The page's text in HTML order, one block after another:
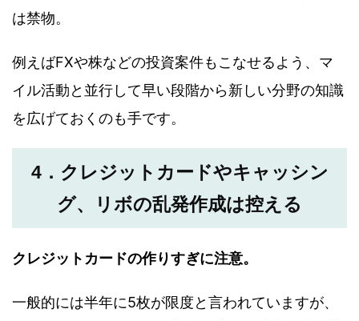
は禁物。
例えばFXや株などの投資案件もこなせるよう、マ
イル活動と並行して早い段階から新しい分野の知識
を広げておくのも手です。
4．クレジットカードやキャッシン
グ、リボの乱発作成は控える
クレジットカードの作りすぎに注意。
一般的には半年に5枚が限度と言われていますが、